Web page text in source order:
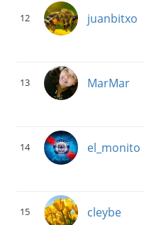
12 juanbitxo
13 MarMar
14 el_monito
15 cleybe